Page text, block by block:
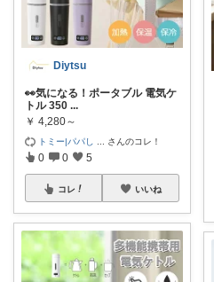
Diytsu
👀気になる！ポータブル 電気ケ
トル 350 ...
￥ 4,280～
トミー|パパし さんのコレ！
0 0 5
コレ いいね